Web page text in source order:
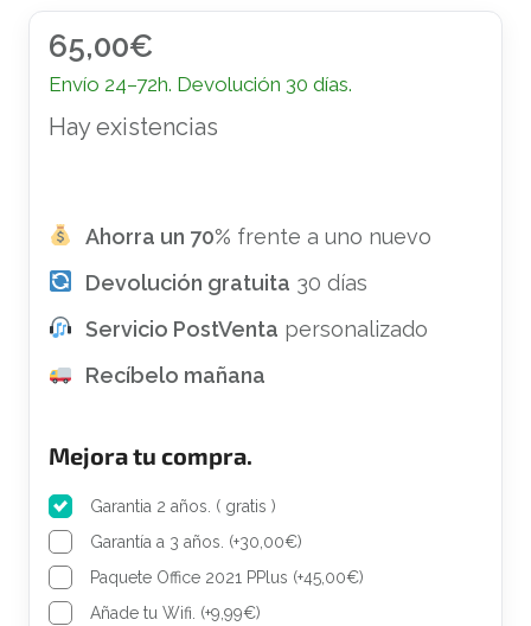
65,00€
Envío 24–72h. Devolución 30 días.
Hay existencias
Ahorra un 70% frente a uno nuevo
Devolución gratuita 30 días
Servicio PostVenta personalizado
Recíbelo mañana
Mejora tu compra.
Garantia 2 años. ( gratis )
Garantía a 3 años. (+30,00€)
Paquete Office 2021 PPlus (+45,00€)
Añade tu Wifi. (+9,99€)